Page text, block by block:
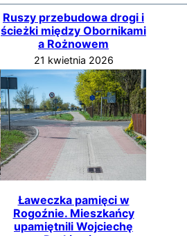
Ruszy przebudowa drogi i
ścieżki między Obornikami
a Rożnowem
21 kwietnia 2026
Ławeczka pamięci w
Rogoźnie. Mieszkańcy
upamiętnili Wojciechę